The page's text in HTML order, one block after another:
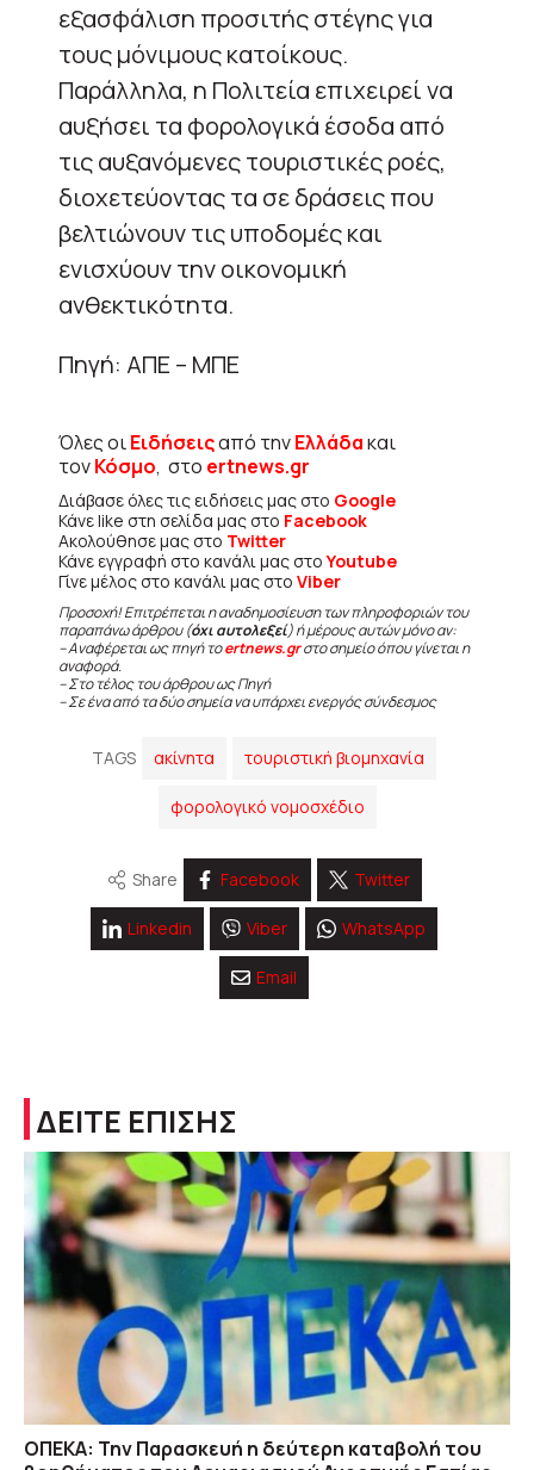
εξασφάλιση προσιτής στέγης για
τους μόνιμους κατοίκους.
Παράλληλα, η Πολιτεία επιχειρεί να
αυξήσει τα φορολογικά έσοδα από
τις αυξανόμενες τουριστικές ροές,
διοχετεύοντας τα σε δράσεις που
βελτιώνουν τις υποδομές και
ενισχύουν την οικονομική
ανθεκτικότητα.
Πηγή: ΑΠΕ – ΜΠΕ
Όλες οιΕιδήσειςαπό τηνΕλλάδακαι
τονΚόσμο, στο ertnews.gr
Διάβασε όλες τις ειδήσεις μας στο Google
Κάνε like στη σελίδα μας στο Facebook
Ακολούθησε μας στο Twitter
Κάνε εγγραφή στο κανάλι μας στοYoutube
Γίνε μέλος στο κανάλι μας στο Viber
Προσοχή! Επιτρέπεται η αναδημοσίευση των πληροφοριών του
παραπάνω άρθρου (όχι αυτολεξεί) ή μέρους αυτών μόνο αν:
– Αναφέρεται ως πηγή τοertnews.grστο σημείο όπου γίνεται η
αναφορά.
– Στο τέλος του άρθρου ως Πηγή
– Σε ένα από τα δύο σημεία να υπάρχει ενεργός σύνδεσμος
TAGS ακίνητα τουριστική βιομηχανία
φορολογικό νομοσχέδιο
Share Facebook Twitter
Linkedin Viber WhatsApp
Email
ΔΕΙΤΕ ΕΠΙΣΗΣ
ΟΠΕΚΑ: Την Παρασκευή η δεύτερη καταβολή του